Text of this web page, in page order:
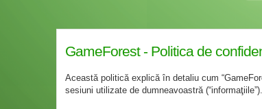
GameForest - Politica de
Această politică explică în detaliu cum
sesiuni utilizate de dumneavoastră (“informaţiile”).